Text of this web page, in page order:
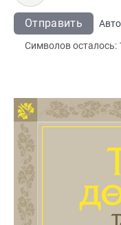
Отправить
Символов осталось: